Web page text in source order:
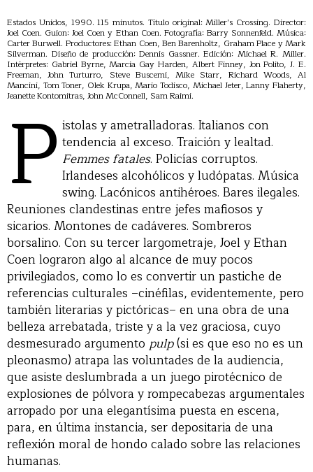
Estados Unidos, 1990. 115 minutos. Título original: Miller’s Crossing. Director:
Joel Coen. Guion: Joel Coen y Ethan Coen. Fotografía: Barry Sonnenfeld. Música:
Carter Burwell. Productores: Ethan Coen, Ben Barenholtz, Graham Place y Mark
Silverman. Diseño de producción: Dennis Gassner. Edición: Michael R. Miller.
Intérpretes: Gabriel Byrne, Marcia Gay Harden, Albert Finney, Jon Polito, J. E.
Freeman, John Turturro, Steve Buscemi, Mike Starr, Richard Woods, Al
Mancini, Tom Toner, Olek Krupa, Mario Todisco, Michael Jeter, Lanny Flaherty,
Jeanette Kontomitras, John McConnell, Sam Raimi.
P istolas y ametralladoras. Italianos con
tendencia al exceso. Traición y lealtad.
Femmes fatales. Policías corruptos.
Irlandeses alcohólicos y ludópatas. Música
swing. Lacónicos antihéroes. Bares ilegales.
Reuniones clandestinas entre jefes mafiosos y
sicarios. Montones de cadáveres. Sombreros
borsalino. Con su tercer largometraje, Joel y Ethan
Coen lograron algo al alcance de muy pocos
privilegiados, como lo es convertir un pastiche de
referencias culturales –cinéfilas, evidentemente, pero
también literarias y pictóricas– en una obra de una
belleza arrebatada, triste y a la vez graciosa, cuyo
desmesurado argumento pulp(si es que eso no es un
pleonasmo) atrapa las voluntades de la audiencia,
que asiste deslumbrada a un juego pirotécnico de
explosiones de pólvora y rompecabezas argumentales
arropado por una elegantísima puesta en escena,
para, en última instancia, ser depositaria de una
reflexión moral de hondo calado sobre las relaciones
humanas.